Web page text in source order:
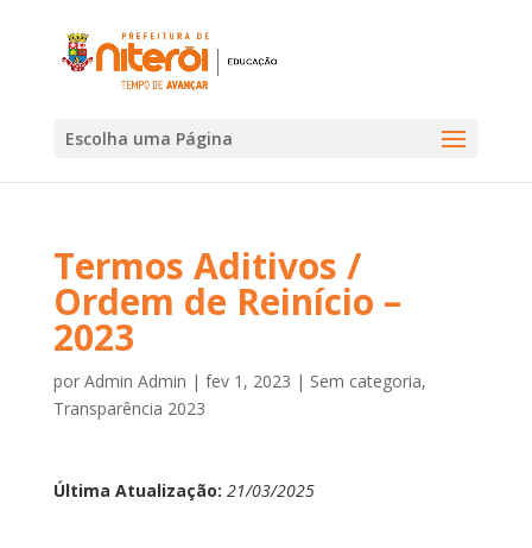
Escolha uma Página
Termos Aditivos /
Ordem de Reinício –
2023
por Admin Admin | fev 1, 2023 | Sem categoria,
Transparência 2023
Última Atualização: 21/03/2025